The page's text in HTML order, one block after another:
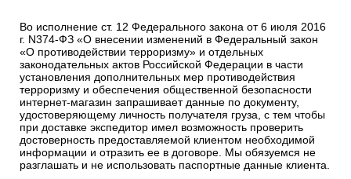
Во исполнение ст. 12 Федерального закона от 6 июля 2016
г. N374-ФЗ «О внесении изменений в Федеральный закон
«О противодействии терроризму» и отдельных
законодательных актов Российской Федерации в части
установления дополнительных мер противодействия
терроризму и обеспечения общественной безопасности
интернет-магазин запрашивает данные по документу,
удостоверяющему личность получателя груза, с тем чтобы
при доставке экспедитор имел возможность проверить
достоверность предоставляемой клиентом необходимой
информации и отразить ее в договоре. Мы обязуемся не
разглашать и не использовать паспортные данные клиента.